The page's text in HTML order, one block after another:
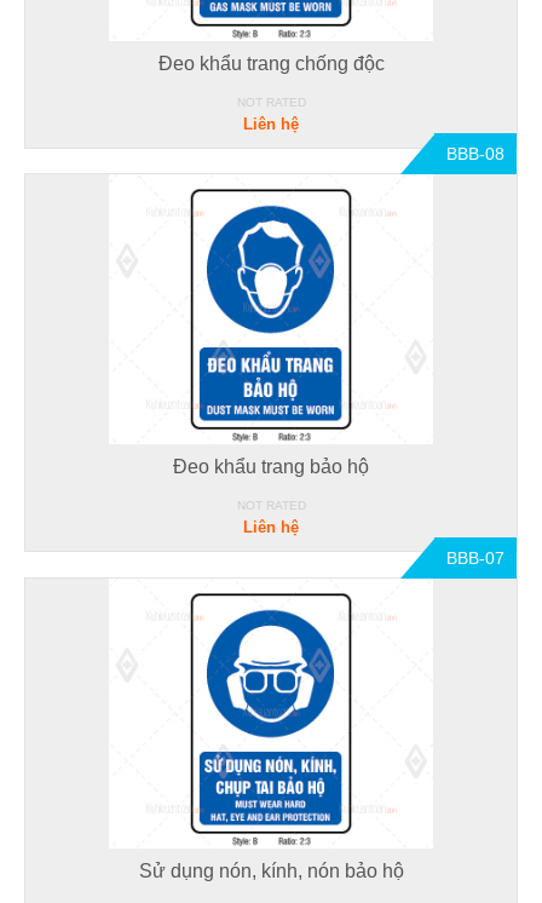
Đeo khẩu trang chống độc
NOT RATED
Liên hệ
BBB-08
Đeo khẩu trang bảo hộ
NOT RATED
Liên hệ
BBB-07
Sử dụng nón, kính, nón bảo hộ